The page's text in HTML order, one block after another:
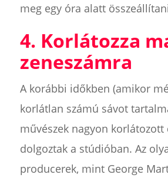
meg egy óra alatt
4. Korlátozza
zeneszámra
A korábbi időkben (amikor
korlátlan számú sávot
művészek nagyon
dolgoztak a stúdióban. Az
producerek, mint George